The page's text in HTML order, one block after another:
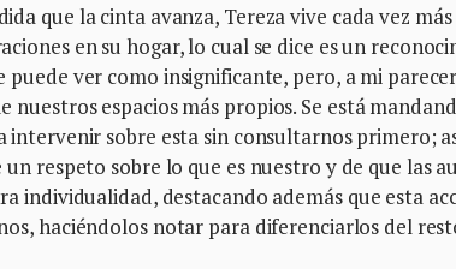
que la cinta avanza, Tereza vive cada vez
en su hogar, lo cual se dice es un
puede ver como insignificante, pero, a mi
nuestros espacios más propios. Se está
intervenir sobre esta sin consultarnos primero;
un respeto sobre lo que es nuestro y de que
individualidad, destacando además que esta
haciéndolos notar para diferenciarlos del